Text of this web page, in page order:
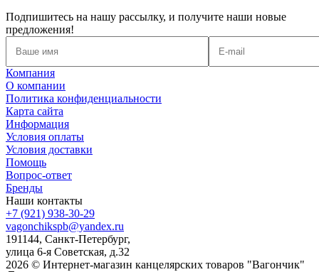
Подпишитесь на нашу рассылку, и получите наши новые
предложения!
Компания
О компании
Политика конфиденциальности
Карта сайта
Информация
Условия оплаты
Условия доставки
Помощь
Вопрос-ответ
Бренды
Наши контакты
+7 (921) 938-30-29
vagonchikspb@yandex.ru
191144, Санкт-Петербург,
улица 6-я Советская, д.32
2026 © Интернет-магазин канцелярских товаров "Вагончик"